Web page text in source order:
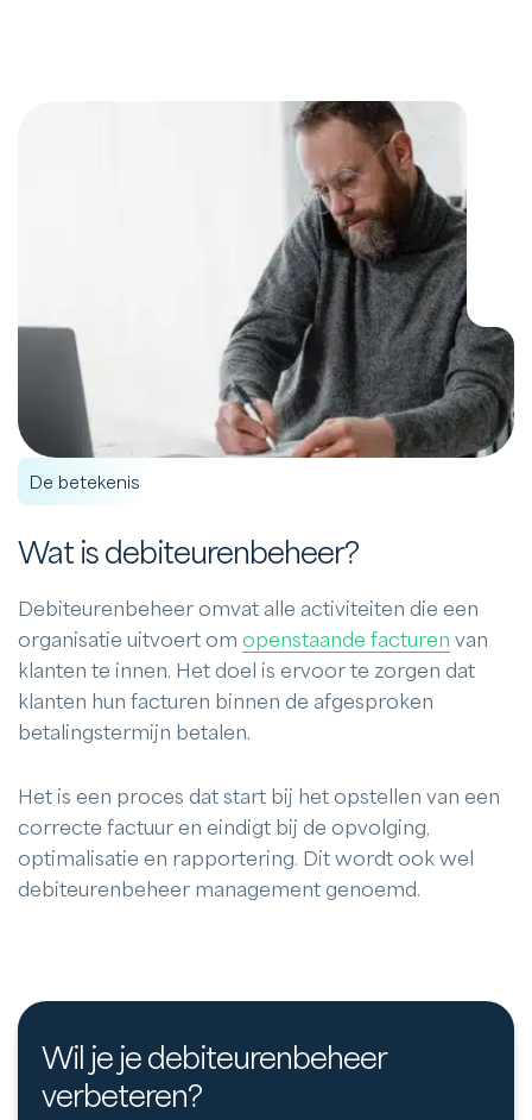
De betekenis
Wat is debiteurenbeheer?
Debiteurenbeheer omvat alle activiteiten die een
organisatie uitvoert om openstaande facturen van
klanten te innen. Het doel is ervoor te zorgen dat
klanten hun facturen binnen de afgesproken
betalingstermijn betalen.
Het is een proces dat start bij het opstellen van een
correcte factuur en eindigt bij de opvolging,
optimalisatie en rapportering. Dit wordt ook wel
debiteurenbeheer management genoemd.
Wil je je debiteurenbeheer
verbeteren?